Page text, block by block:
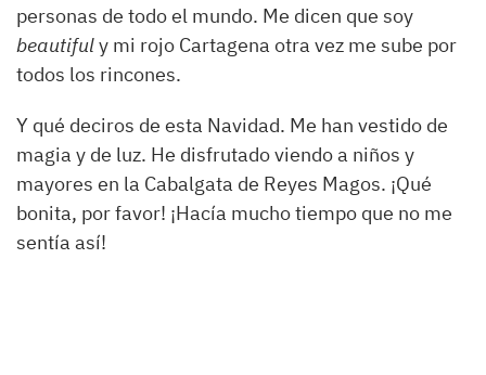
personas de todo el mundo. Me dicen que soy
beautifuly mi rojo Cartagena otra vez me sube por
todos los rincones.
Y qué deciros de esta Navidad. Me han vestido de
magia y de luz. He disfrutado viendo a niños y
mayores en la Cabalgata de Reyes Magos. ¡Qué
bonita, por favor! ¡Hacía mucho tiempo que no me
sentía así!